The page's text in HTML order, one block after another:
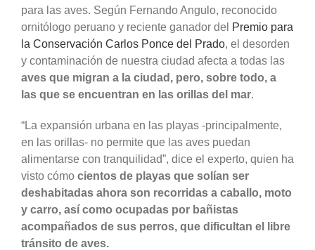
para las aves. Según Fernando Angulo, reconocido
ornitólogo peruano y reciente ganador del
Premio para
la Conservación Carlos Ponce del Prado, el desorden
y contaminación de nuestra ciudad afecta a todas las
aves que migran a la ciudad, pero, sobre todo, a
las que se encuentran en las orillas del mar.
“La expansión urbana en las playas -principalmente,
en las orillas- no permite que las aves puedan
alimentarse con tranquilidad”, dice el experto, quien ha
visto cómo cientos de playas que solían ser
deshabitadas ahora son recorridas a caballo, moto
y carro, así como ocupadas por bañistas
acompañados de sus perros, que dificultan el libre
tránsito de aves.